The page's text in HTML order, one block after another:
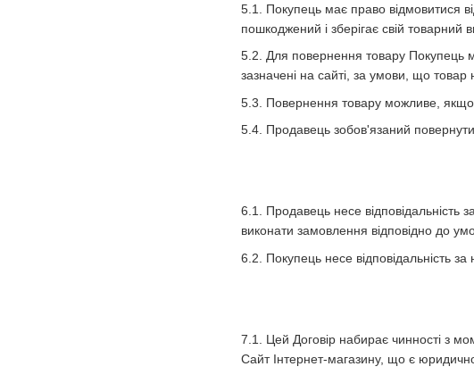
5.1. Покупець має право відмовитися
пошкоджений і зберігає свій товарний
5.2. Для повернення товару Покупець
зазначені на сайті, за умови, що товар
5.3. Повернення товару можливе, якщо
5.4. Продавець зобов'язаний
6.1. Продавець несе
виконати замовлення відповідно до
6.2. Покупець несе відповідальність
7.1. Цей Договір набирає чинності з
Сайт Інтернет-магазину, що є